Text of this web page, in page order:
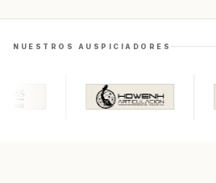
NUESTROS AUSPICIADORES